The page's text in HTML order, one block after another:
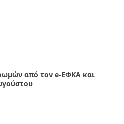
από τον e-ΕΦΚΑ και